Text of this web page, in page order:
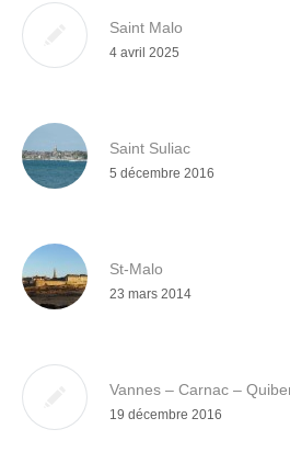
Saint Malo
4 avril 2025
Saint Suliac
5 décembre 2016
St-Malo
23 mars 2014
Vannes – Carnac –
19 décembre 2016